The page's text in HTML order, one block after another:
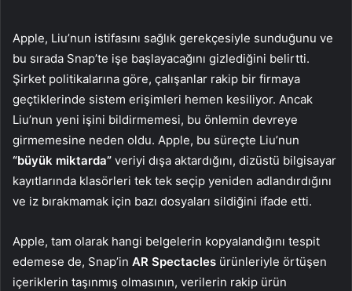
Apple, Liu’nun istifasını sağlık gerekçesiyle sunduğunu ve
bu sırada Snap’te işe başlayacağını gizlediğini belirtti.
Şirket politikalarına göre, çalışanlar rakip bir firmaya
geçtiklerinde sistem erişimleri hemen kesiliyor. Ancak
Liu’nun yeni işini bildirmemesi, bu önlemin devreye
girmemesine neden oldu. Apple, bu süreçte Liu’nun
“büyük miktarda” veriyi dışa aktardığını, dizüstü bilgisayar
kayıtlarında klasörleri tek tek seçip yeniden adlandırdığını
ve iz bırakmamak için bazı dosyaları sildiğini ifade etti.
Apple, tam olarak hangi belgelerin kopyalandığını tespit
edemese de, Snap’in AR Spectacles ürünleriyle örtüşen
içeriklerin taşınmış olmasının, verilerin rakip ürün